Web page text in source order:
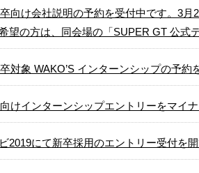
向け会社説明の予約を受付中です。3
望の方は、同会場の「SUPER GT 公式
対象 WAKO’S インターンシップの予約
けインターンシップエントリーをマイナ
2019にて新卒採用のエントリー受付を開